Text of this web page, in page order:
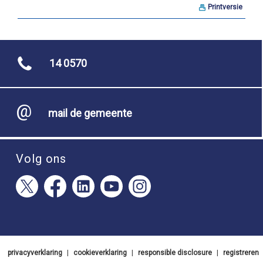
Printversie
14 0570
mail de gemeente
Volg ons
privacyverklaring | cookieverklaring | responsible disclosure | registreren